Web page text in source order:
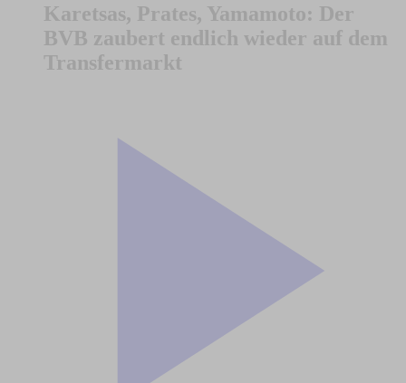
Karetsas, Prates, Yamamoto: Der
BVB zaubert endlich wieder auf dem
Transfermarkt